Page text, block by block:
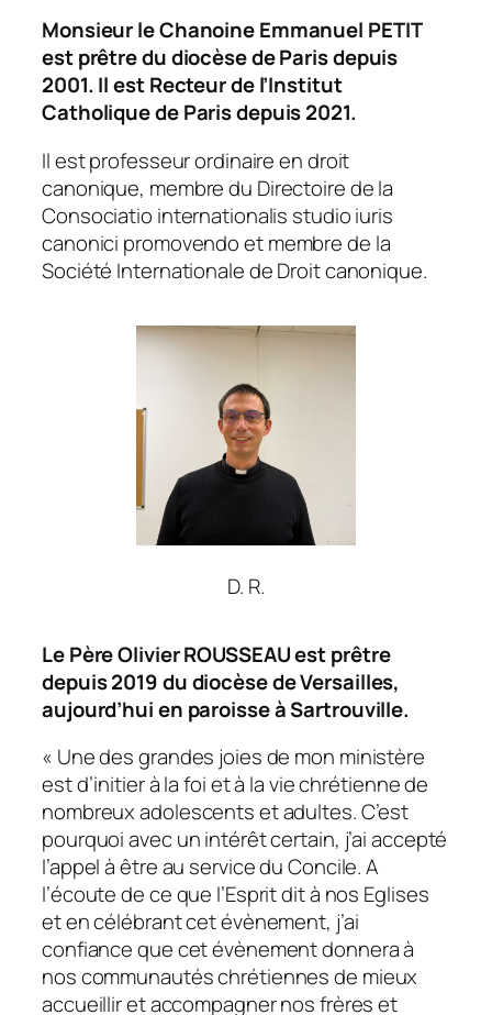
Monsieur le Chanoine Emmanuel PETIT
est prêtre du diocèse de Paris depuis
2001. Il est Recteur de l’Institut
Catholique de Paris depuis 2021.
Il est professeur ordinaire en droit
canonique, membre du Directoire de la
Consociatio internationalis studio iuris
canonici promovendoet membre de la
Société Internationale de Droit canonique.
D. R.
Le Père Olivier ROUSSEAU est prêtre
depuis 2019 du diocèse de Versailles,
aujourd’hui en paroisse à Sartrouville.
« Une des grandes joies de mon ministère
est d’initier à la foi et à la vie chrétienne de
nombreux adolescents et adultes. C’est
pourquoi avec un intérêt certain, j’ai accepté
l’appel à être au service du Concile. A
l’écoute de ce que l’Esprit dit à nos Eglises
et en célébrant cet évènement, j’ai
confiance que cet évènement donnera à
nos communautés chrétiennes de mieux
accueillir et accompagner nos frères et